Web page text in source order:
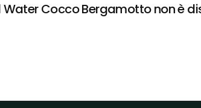
Cocco Bergamotto non è